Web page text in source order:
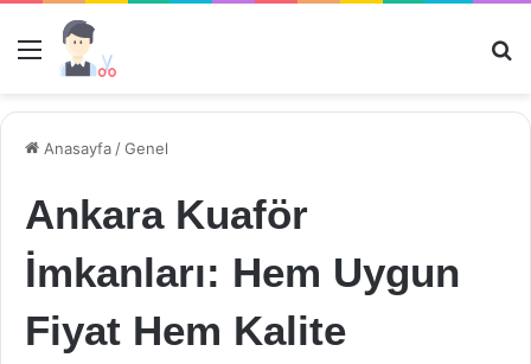
Menü
Anasayfa /Genel
Ankara Kuaför
İmkanları: Hem Uygun
Fiyat Hem Kalite